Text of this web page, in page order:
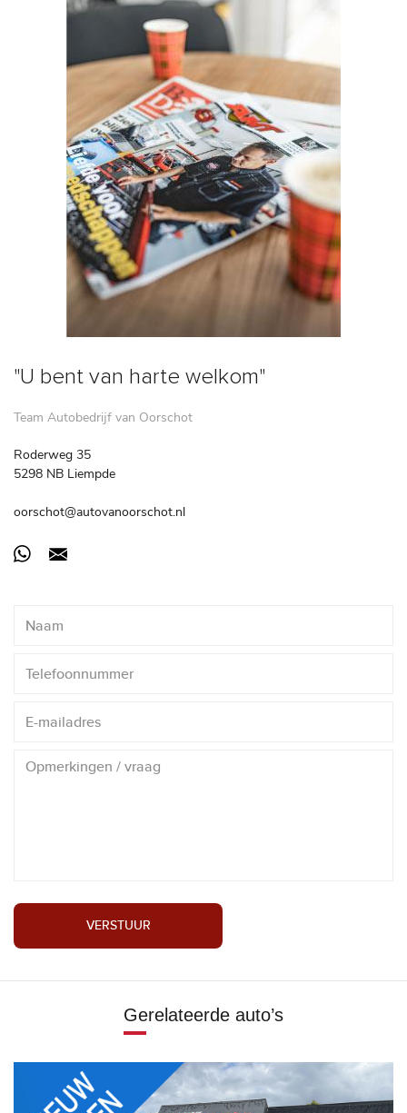
"U bent van harte welkom"
Team Autobedrijf van Oorschot
Roderweg 35
5298 NB Liempde
oorschot@autovanoorschot.nl
VERSTUUR
Gerelateerde auto’s